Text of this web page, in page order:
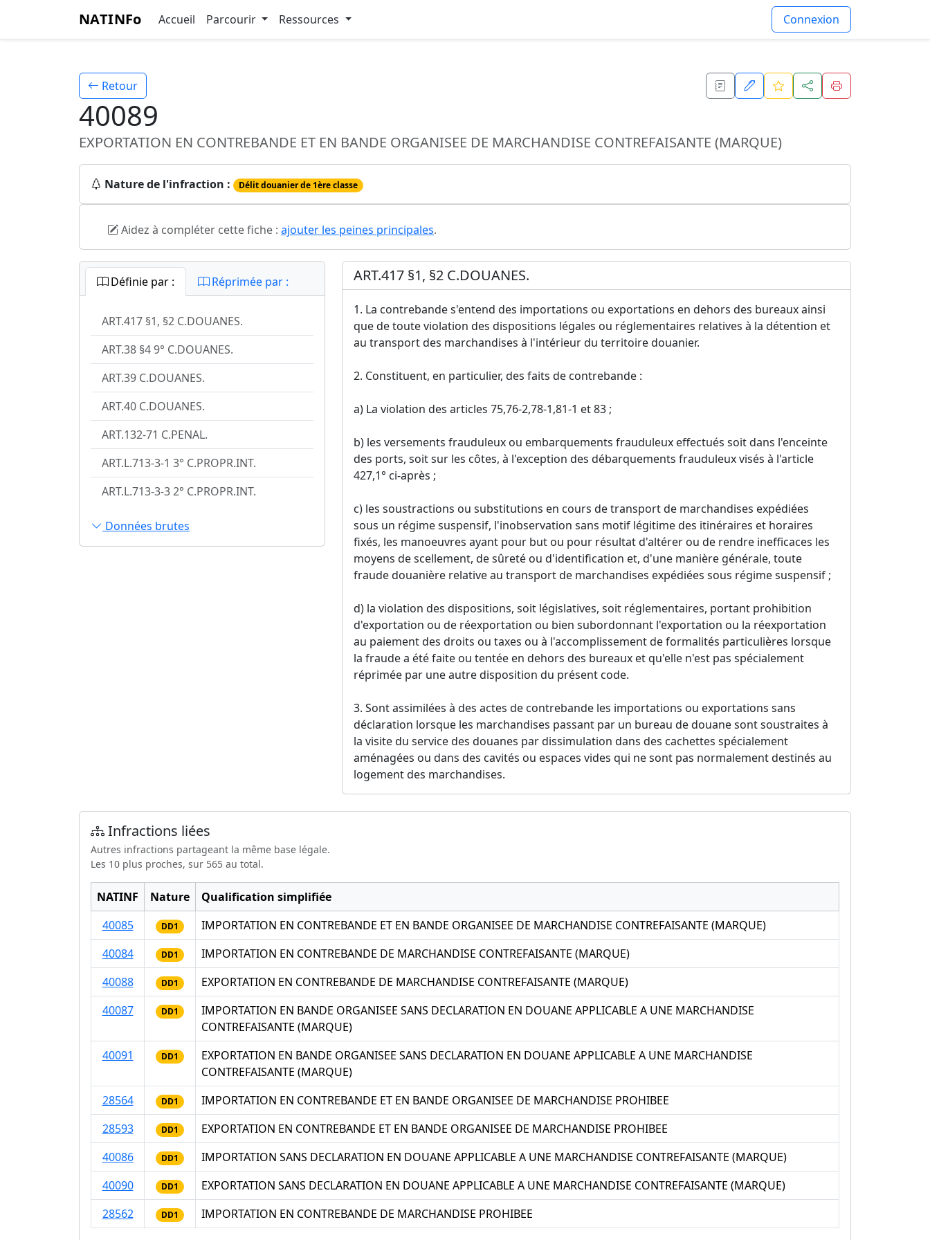
NATINFo Accueil Parcourir Ressources Connexion
Retour
40089
EXPORTATION EN CONTREBANDE ET EN BANDE ORGANISEE DE MARCHANDISE CONTREFAISANTE (MARQUE)
Nature de l'infraction : Délit douanier de 1ère classe
Aidez à compléter cette fiche : ajouter les peines principales.
Définie par : Réprimée par :
ART.417 §1, §2 C.DOUANES.
ART.38 §4 9° C.DOUANES.
ART.39 C.DOUANES.
ART.40 C.DOUANES.
ART.132-71 C.PENAL.
ART.L.713-3-1 3° C.PROPR.INT.
ART.L.713-3-3 2° C.PROPR.INT.
Données brutes
ART.417 §1, §2 C.DOUANES.
1. La contrebande s'entend des importations ou exportations en dehors des bureaux ainsi
que de toute violation des dispositions légales ou réglementaires relatives à la détention et
au transport des marchandises à l'intérieur du territoire douanier.
2. Constituent, en particulier, des faits de contrebande :
a) La violation des articles 75,76-2,78-1,81-1 et 83 ;
b) les versements frauduleux ou embarquements frauduleux effectués soit dans l'enceinte
des ports, soit sur les côtes, à l'exception des débarquements frauduleux visés à l'article
427,1° ci-après ;
c) les soustractions ou substitutions en cours de transport de marchandises expédiées
sous un régime suspensif, l'inobservation sans motif légitime des itinéraires et horaires
fixés, les manoeuvres ayant pour but ou pour résultat d'altérer ou de rendre inefficaces les
moyens de scellement, de sûreté ou d'identification et, d'une manière générale, toute
fraude douanière relative au transport de marchandises expédiées sous régime suspensif ;
d) la violation des dispositions, soit législatives, soit réglementaires, portant prohibition
d'exportation ou de réexportation ou bien subordonnant l'exportation ou la réexportation
au paiement des droits ou taxes ou à l'accomplissement de formalités particulières lorsque
la fraude a été faite ou tentée en dehors des bureaux et qu'elle n'est pas spécialement
réprimée par une autre disposition du présent code.
3. Sont assimilées à des actes de contrebande les importations ou exportations sans
déclaration lorsque les marchandises passant par un bureau de douane sont soustraites à
la visite du service des douanes par dissimulation dans des cachettes spécialement
aménagées ou dans des cavités ou espaces vides qui ne sont pas normalement destinés au
logement des marchandises.
Infractions liées
Autres infractions partageant la même base légale.
Les 10 plus proches, sur 565 au total.
NATINF Nature
Qualification simplifiée
40085
DD1
IMPORTATION EN CONTREBANDE ET EN BANDE ORGANISEE DE MARCHANDISE CONTREFAISANTE (MARQUE)
40084
DD1
IMPORTATION EN CONTREBANDE DE MARCHANDISE CONTREFAISANTE (MARQUE)
40088
DD1
EXPORTATION EN CONTREBANDE DE MARCHANDISE CONTREFAISANTE (MARQUE)
40087
DD1
IMPORTATION EN BANDE ORGANISEE SANS DECLARATION EN DOUANE APPLICABLE A UNE MARCHANDISE
CONTREFAISANTE (MARQUE)
40091
DD1
EXPORTATION EN BANDE ORGANISEE SANS DECLARATION EN DOUANE APPLICABLE A UNE MARCHANDISE
CONTREFAISANTE (MARQUE)
28564
DD1
IMPORTATION EN CONTREBANDE ET EN BANDE ORGANISEE DE MARCHANDISE PROHIBEE
28593
DD1
EXPORTATION EN CONTREBANDE ET EN BANDE ORGANISEE DE MARCHANDISE PROHIBEE
40086
DD1
IMPORTATION SANS DECLARATION EN DOUANE APPLICABLE A UNE MARCHANDISE CONTREFAISANTE (MARQUE)
40090
DD1
EXPORTATION SANS DECLARATION EN DOUANE APPLICABLE A UNE MARCHANDISE CONTREFAISANTE (MARQUE)
28562
DD1 IMPORTATION EN CONTREBANDE DE MARCHANDISE PROHIBEE